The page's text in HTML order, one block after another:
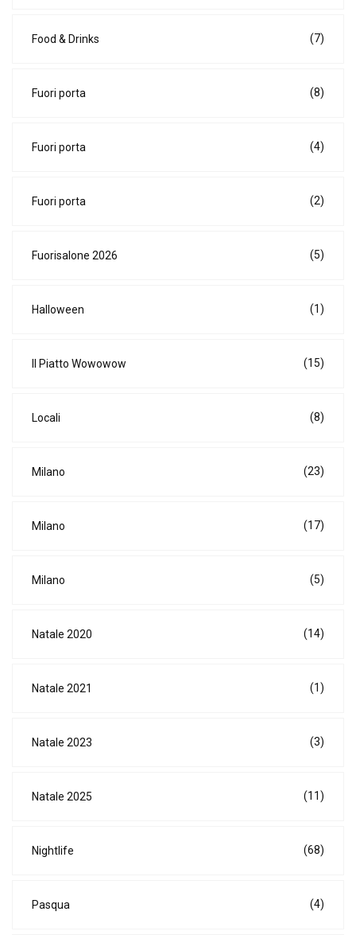
Food & Drinks (7)
Fuori porta (8)
Fuori porta (4)
Fuori porta (2)
Fuorisalone 2026 (5)
Halloween (1)
Il Piatto Wowowow (15)
Locali (8)
Milano (23)
Milano (17)
Milano (5)
Natale 2020 (14)
Natale 2021 (1)
Natale 2023 (3)
Natale 2025 (11)
Nightlife (68)
Pasqua (4)